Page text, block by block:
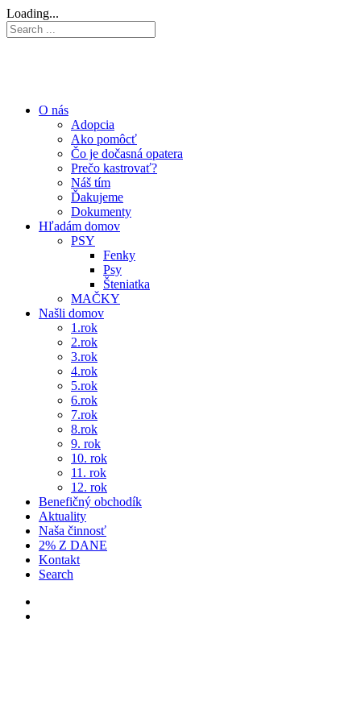
Loading...
O nás
Adopcia
Ako pomôcť
Čo je dočasná opatera
Prečo kastrovať?
Náš tím
Ďakujeme
Dokumenty
Hľadám domov
PSY
Fenky
Psy
Šteniatka
MAČKY
Našli domov
1.rok
2.rok
3.rok
4.rok
5.rok
6.rok
7.rok
8.rok
9. rok
10. rok
11. rok
12. rok
Benefičný obchodík
Aktuality
Naša činnosť
2% Z DANE
Kontakt
Search